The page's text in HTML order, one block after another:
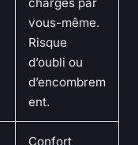
vous-même.
Risque
d’oubli ou
d’encombrem
ent.
Confort